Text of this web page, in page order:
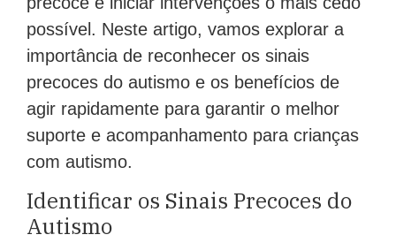
possível. Neste artigo, vamos explorar a
importância de reconhecer os sinais
precoces do autismo e os benefícios de
agir rapidamente para garantir o melhor
suporte e acompanhamento para crianças
com autismo.
Identificar os Sinais Precoces do
Autismo